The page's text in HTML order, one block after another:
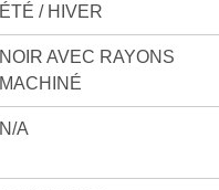
ÉTÉ / HIVER
NOIR AVEC RAYONS
MACHINÉ
N/A